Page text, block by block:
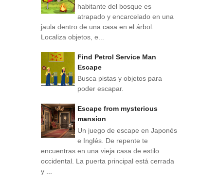
habitante del bosque es
atrapado y encarcelado en una
jaula dentro de una casa en el árbol.
Localiza objetos, e...
Find Petrol Service Man
Escape
Busca pistas y objetos para
poder escapar.
Escape from mysterious
mansion
Un juego de escape en Japonés
e Inglés. De repente te
encuentras en una vieja casa de estilo
occidental. La puerta principal está cerrada
y ...